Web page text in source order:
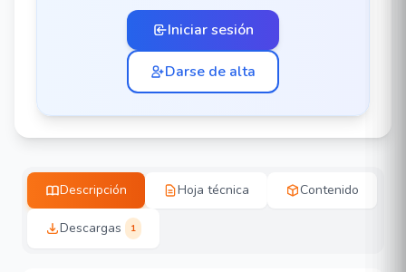
Iniciar sesión
Darse de alta
Descripción Hoja técnica Contenido
Descargas 1